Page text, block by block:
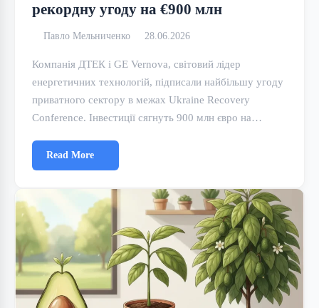
рекордну угоду на €900 млн
Павло Мельниченко 28.06.2026
Компанія ДТЕК і GE Vernova, світовий лідер
енергетичних технологій, підписали найбільшу угоду
приватного сектору в межах Ukraine Recovery
Conference. Інвестиції сягнуть 900 млн євро на…
Read More